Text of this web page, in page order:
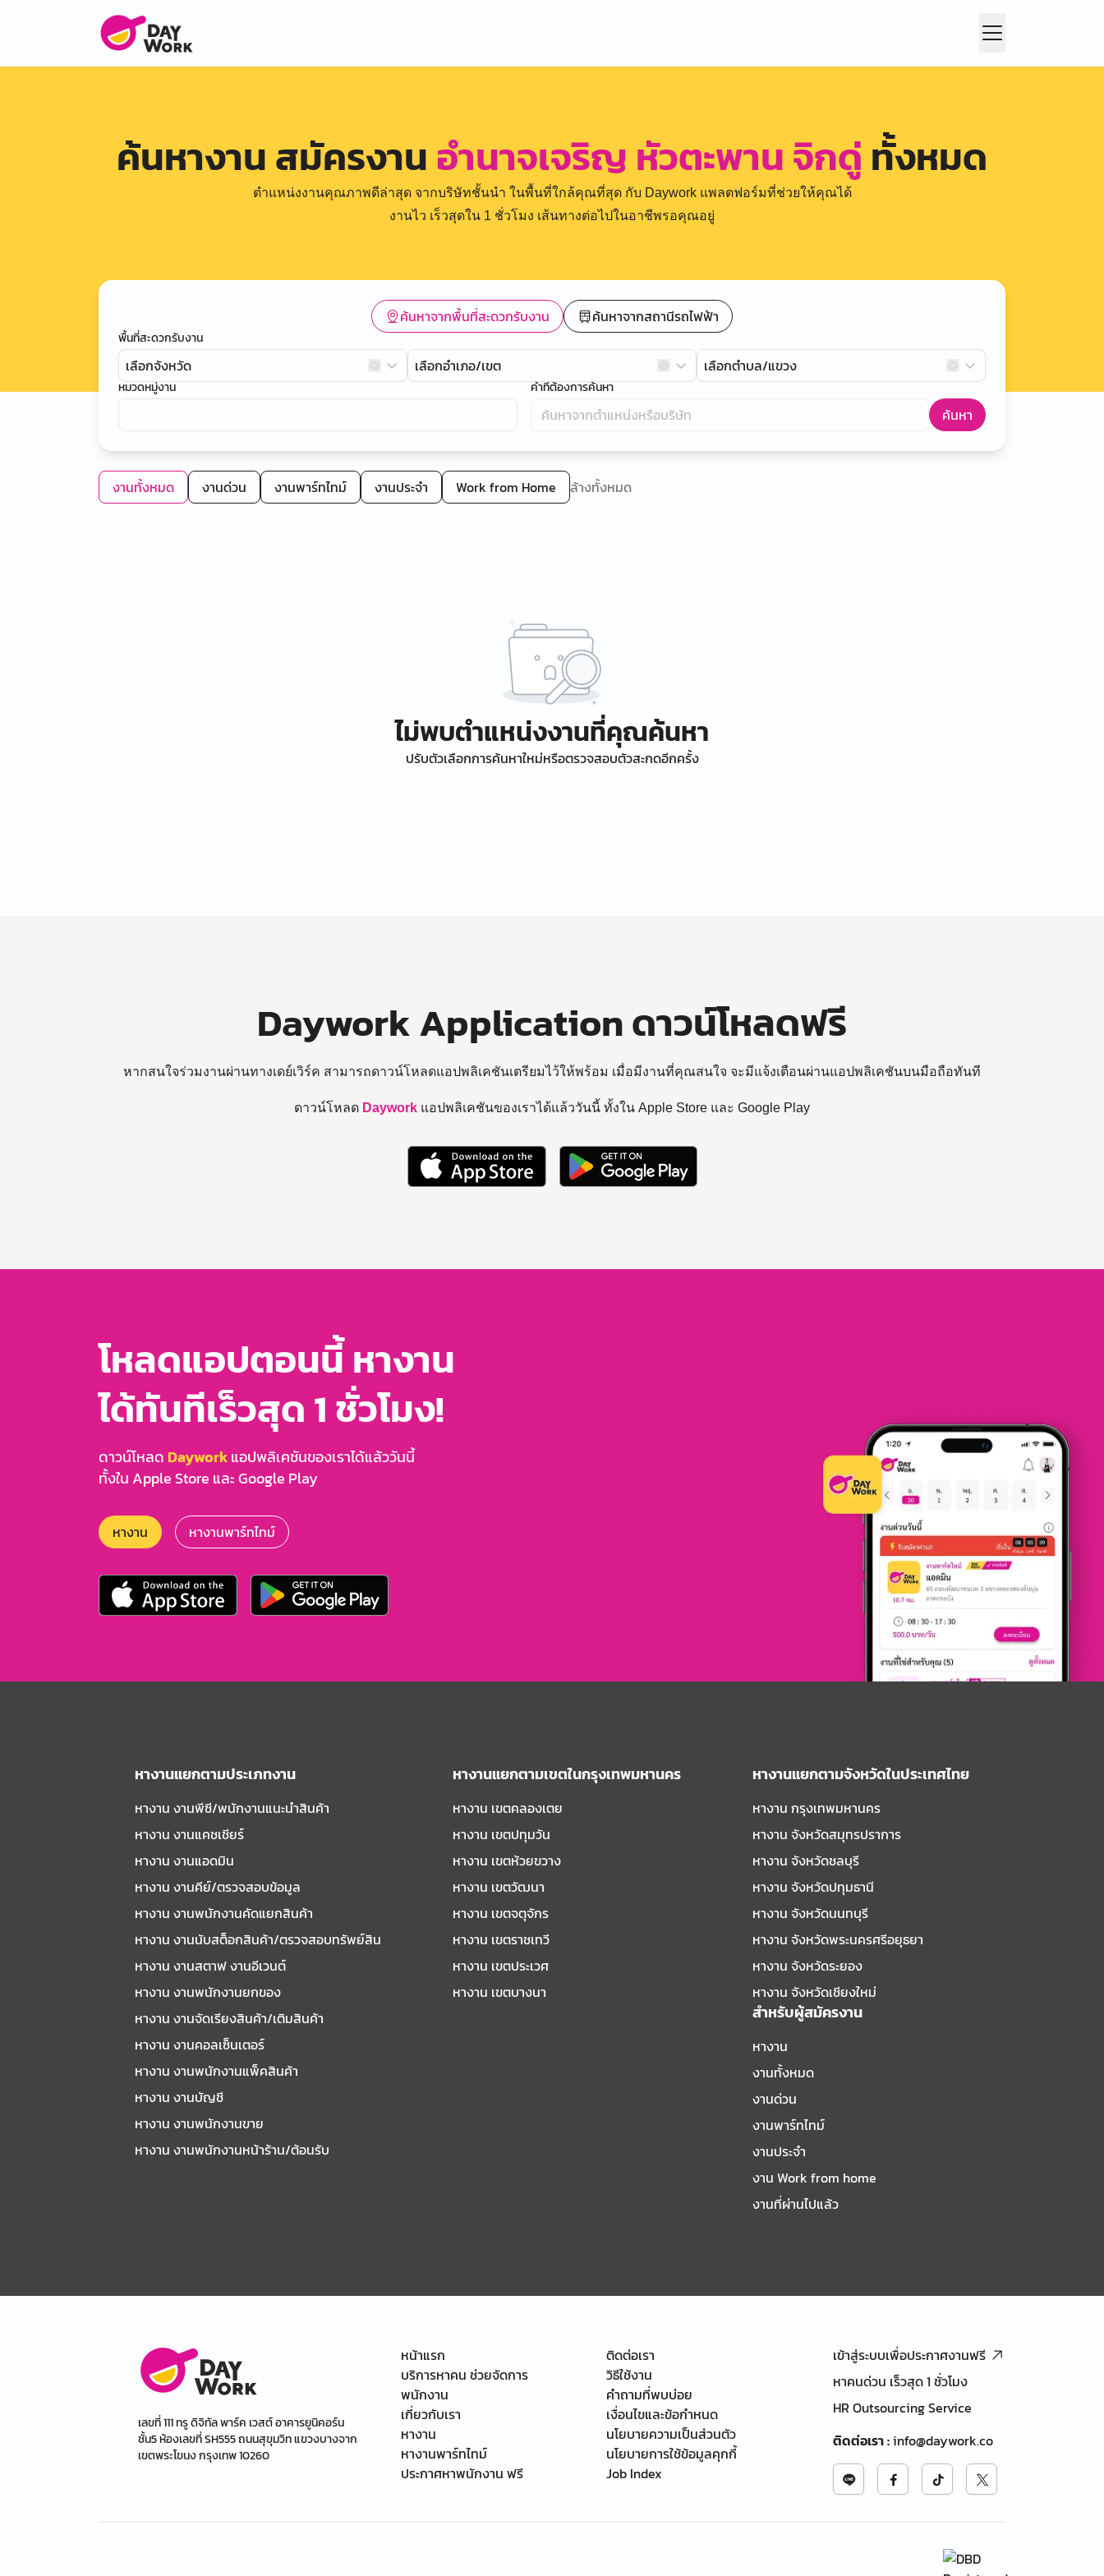
ค้นหางาน สมัครงานอำนาจเจริญ หัวตะพาน จิกดู่ ทั้งหมด
ตำแหน่งงานคุณภาพดีล่าสุด จากบริษัทชั้นนำ ในพื้นที่ใกล้คุณที่สุด กับ Daywork แพลตฟอร์มที่ช่วยให้คุณได้
งานไว เร็วสุดใน 1 ชั่วโมง เส้นทางต่อไปในอาชีพรอคุณอยู่
ค้นหาจากพื้นที่สะดวกรับงาน ค้นหาจากสถานีรถไฟฟ้า
พื้นที่สะดวกรับงาน
เลือกจังหวัด เลือกอำเภอ/เขต เลือกตำบล/แขวง
หมวดหมู่งาน คำที่ต้องการค้นหา
ค้นหา
งานทั้งหมด งานด่วน งานพาร์ทไทม์ งานประจำ Work from Home ล้างทั้งหมด
ไม่พบตำแหน่งงานที่คุณค้นหา
ปรับตัวเลือกการค้นหาใหม่หรือตรวจสอบตัวสะกดอีกครั้ง
Daywork Application ดาวน์โหลดฟรี
หากสนใจร่วมงานผ่านทางเดย์เวิร์ค สามารถดาวน์โหลดแอปพลิเคชันเตรียมไว้ให้พร้อม เมื่อมีงานที่คุณสนใจ จะมีแจ้งเตือนผ่านแอปพลิเคชันบนมือถือทันที
ดาวน์โหลด Daywork แอปพลิเคชันของเราได้แล้ววันนี้ ทั้งใน Apple Store และ Google Play
โหลดแอปตอนนี้ หางาน
ได้ทันทีเร็วสุด 1 ชั่วโมง!
ดาวน์โหลด Dayworkแอปพลิเคชันของเราได้แล้ววันนี้
ทั้งใน Apple Store และ Google Play
หางาน หางานพาร์ทไทม์
หางานแยกตามประเภทงาน
หางาน งานพีซี/พนักงานแนะนําสินค้า
หางาน งานแคชเชียร์
หางาน งานแอดมิน
หางาน งานคีย์/ตรวจสอบข้อมูล
หางาน งานพนักงานคัดแยกสินค้า
หางาน งานนับสต็อกสินค้า/ตรวจสอบทรัพย์สิน
หางาน งานสตาฟ งานอีเวนต์
หางาน งานพนักงานยกของ
หางาน งานจัดเรียงสินค้า/เติมสินค้า
หางาน งานคอลเซ็นเตอร์
หางาน งานพนักงานแพ็คสินค้า
หางาน งานบัญชี
หางาน งานพนักงานขาย
หางาน งานพนักงานหน้าร้าน/ต้อนรับ
หางานแยกตามเขตในกรุงเทพมหานคร
หางาน เขตคลองเตย
หางาน เขตปทุมวัน
หางาน เขตห้วยขวาง
หางาน เขตวัฒนา
หางาน เขตจตุจักร
หางาน เขตราชเทวี
หางาน เขตประเวศ
หางาน เขตบางนา
หางานแยกตามจังหวัดในประเทศไทย
หางาน กรุงเทพมหานคร
หางาน จังหวัดสมุทรปราการ
หางาน จังหวัดชลบุรี
หางาน จังหวัดปทุมธานี
หางาน จังหวัดนนทบุรี
หางาน จังหวัดพระนครศรีอยุธยา
หางาน จังหวัดระยอง
หางาน จังหวัดเชียงใหม่
สำหรับผู้สมัครงาน
หางาน
งานทั้งหมด
งานด่วน
งานพาร์ทไทม์
งานประจำ
งาน Work from home
งานที่ผ่านไปแล้ว
เลขที่ 111 ทรู ดิจิทัล พาร์ค เวสต์ อาคารยูนิคอร์น
ชั้น5 ห้องเลขที่ SH555 ถนนสุขุมวิท แขวงบางจาก
เขตพระโขนง กรุงเทพ 10260
หน้าแรก
บริการหาคน ช่วยจัดการ
พนักงาน
เกี่ยวกับเรา
หางาน
หางานพาร์ทไทม์
ประกาศหาพนักงาน ฟรี
ติดต่อเรา
วิธีใช้งาน
คำถามที่พบบ่อย
เงื่อนไขและข้อกำหนด
นโยบายความเป็นส่วนตัว
นโยบายการใช้ข้อมูลคุกกี้
Job Index
เข้าสู่ระบบเพื่อประกาศงานฟรี
หาคนด่วน เร็วสุด 1 ชั่วโมง
HR Outsourcing Service
ติดต่อเรา:info@daywork.co